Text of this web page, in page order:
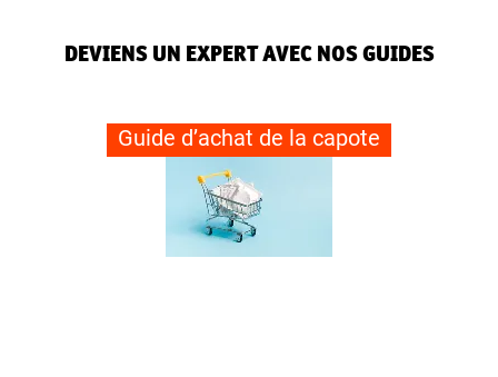
DEVIENS UN EXPERT AVEC NOS GUIDES
Guide d’achat de la capote